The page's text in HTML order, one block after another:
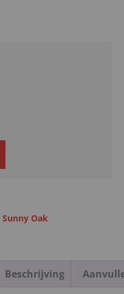
Sunny Oak
Beschrijving